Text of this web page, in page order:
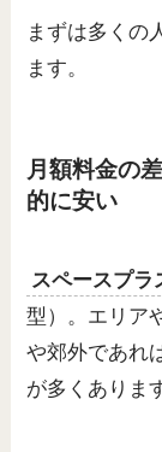
まずは多くの
ます。
月額料金の
的に安い
スペースプラ
型）。エリア
や郊外であれ
が多くありま